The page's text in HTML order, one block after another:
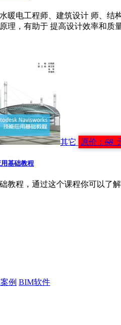
暖电工程师、建筑设计 师、
理，有助于 提高设计效率和质
其它 原价： 68
基础教程
教程，通过这个课程你可以了
例 BIM软件